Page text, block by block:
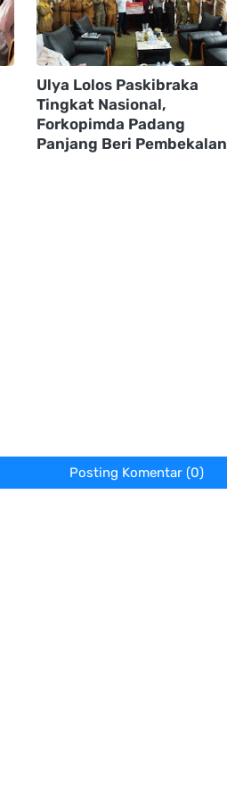
Ulya Lolos Paskibraka
Tingkat Nasional,
Forkopimda Padang
Panjang Beri Pembekalan
Posting Komentar (0)